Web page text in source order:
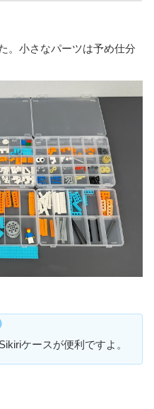
。小さなパーツは予め仕分
ケースが便利ですよ。